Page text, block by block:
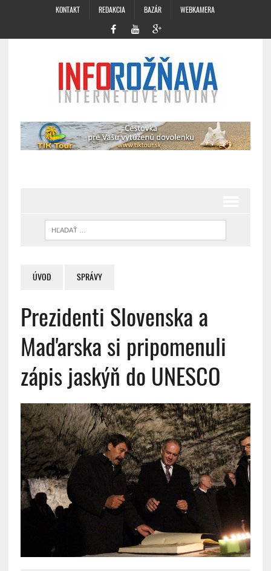
KONTAKT REDAKCIA BAZÁR WEBKAMERA
ÚVOD SPRÁVY
Prezidenti Slovenska a
Maďarska si pripomenuli
zápis jaskýň do UNESCO